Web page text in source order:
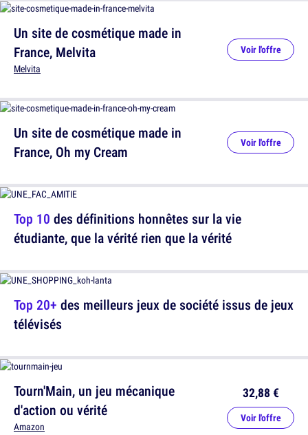
Un site de cosmétique made in
France, Melvita
Melvita
Voir l'offre
Top 10 des définitions honnêtes sur la vie
étudiante, que la vérité rien que la vérité
Tourn'Main, un jeu mécanique
d'action ou vérité
Amazon
32,88 €
Voir l'offre
Un site de cosmétique made in
France, Oh my Cream
Voir l'offre
Top 20+ des meilleurs jeux de société issus de jeux
télévisés